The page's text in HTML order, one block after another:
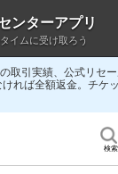
取引実績、公式リセ
れば全額返金。チケ
検索
ンターアプリ
イムに受け取ろう